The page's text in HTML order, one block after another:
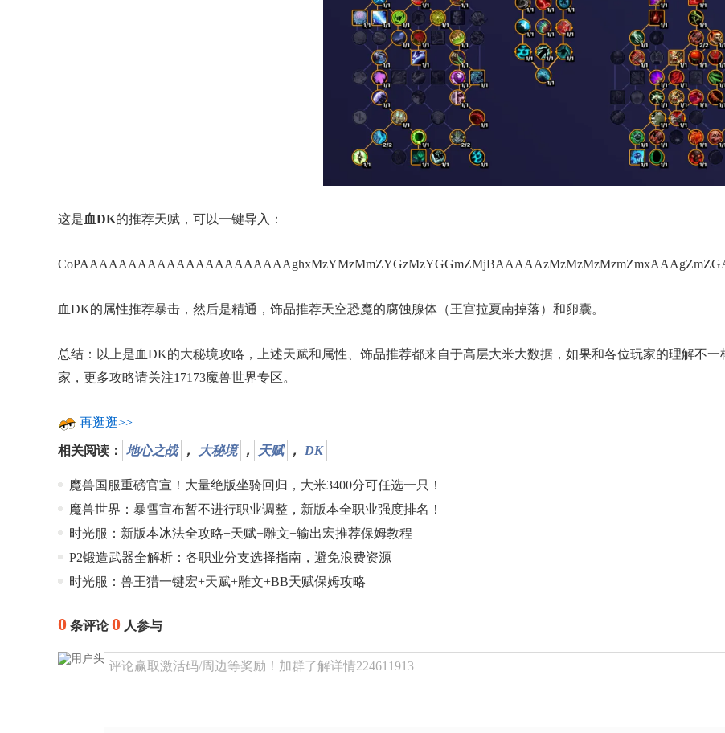
这是血DK的推荐天赋，可以一键导入：
血DK的属性推荐暴击，然后是精通，饰品推荐天空恐魔的腐蚀腺体（王宫拉夏南掉落）和卵囊。
总结：以上是血DK的大秘境攻略，上述天赋和属性、饰品推荐都来自于高层大米大数据，如果和各位玩家的理解不
家，更多攻略请关注17173魔兽世界专区。
再逛逛>>
相关阅读： 地心之战 ， 大秘境 ， 天赋 ， DK
魔兽国服重磅官宣！大量绝版坐骑回归，大米3400分可任选一只！
魔兽世界：暴雪宣布暂不进行职业调整，新版本全职业强度排名！
时光服：新版本冰法全攻略+天赋+雕文+输出宏推荐保姆教程
P2锻造武器全解析：各职业分支选择指南，避免浪费资源
时光服：兽王猎一键宏+天赋+雕文+BB天赋保姆攻略
0 条评论0 人参与
评论赢取激活码/周边等奖励！加群了解详情224611913